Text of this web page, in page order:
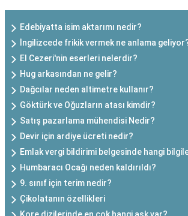
Edebiyatta isim aktarımı nedir?
İngilizcede frikik vermek ne anlama
El Cezeri'nin eserleri nelerdir?
Hug arkasından ne gelir?
Dağcılar neden altimetre kullanır?
Göktürk ve Oğuzların atası kimdir?
Satış pazarlama mühendisi Nedir?
Devir için ardiye ücreti nedir?
Emlak vergi bildirimi belgesinde hangi
Humbaracı Ocağı neden kaldırıldı?
9. sınıf için terim nedir?
Çikolatanın özellikleri